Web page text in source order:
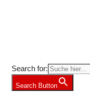
Search for:
Search Button